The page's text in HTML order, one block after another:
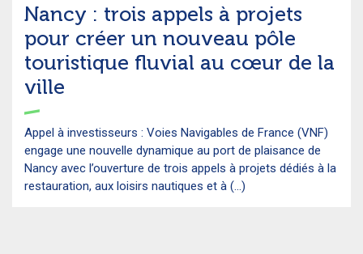
Nancy : trois appels à projets
pour créer un nouveau pôle
touristique fluvial au cœur de la
ville
Appel à investisseurs : Voies Navigables de France (VNF)
engage une nouvelle dynamique au port de plaisance de
Nancy avec l’ouverture de trois appels à projets dédiés à la
restauration, aux loisirs nautiques et à (...)